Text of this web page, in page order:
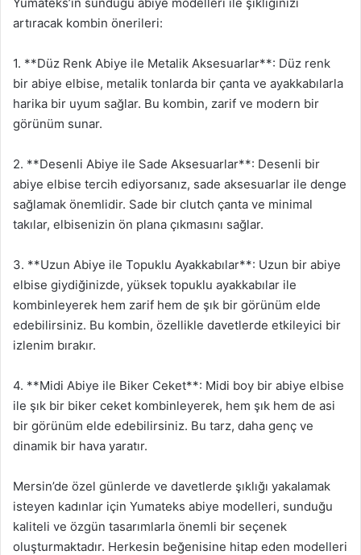
artıracak kombin önerileri:
1. **Düz Renk Abiye ile Metalik Aksesuarlar**: Düz renk
bir abiye elbise, metalik tonlarda bir çanta ve ayakkabılarla
harika bir uyum sağlar. Bu kombin, zarif ve modern bir
görünüm sunar.
2. **Desenli Abiye ile Sade Aksesuarlar**: Desenli bir
abiye elbise tercih ediyorsanız, sade aksesuarlar ile denge
sağlamak önemlidir. Sade bir clutch çanta ve minimal
takılar, elbisenizin ön plana çıkmasını sağlar.
3. **Uzun Abiye ile Topuklu Ayakkabılar**: Uzun bir abiye
elbise giydiğinizde, yüksek topuklu ayakkabılar ile
kombinleyerek hem zarif hem de şık bir görünüm elde
edebilirsiniz. Bu kombin, özellikle davetlerde etkileyici bir
izlenim bırakır.
4. **Midi Abiye ile Biker Ceket**: Midi boy bir abiye elbise
ile şık bir biker ceket kombinleyerek, hem şık hem de asi
bir görünüm elde edebilirsiniz. Bu tarz, daha genç ve
dinamik bir hava yaratır.
Mersin’de özel günlerde ve davetlerde şıklığı yakalamak
isteyen kadınlar için Yumateks abiye modelleri, sunduğu
kaliteli ve özgün tasarımlarla önemli bir seçenek
oluşturmaktadır. Herkesin beğenisine hitap eden modelleri